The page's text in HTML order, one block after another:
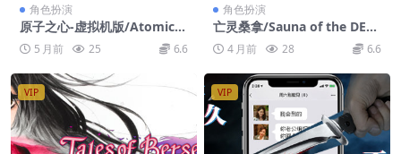
角色扮演
原子之心-虚拟机版/Atomic H
eart HYPERVISOR
5 月前 25 6.6
角色扮演
亡灵桑拿/Sauna of the DEA
D 4 月前 28 6.6
VIP VIP